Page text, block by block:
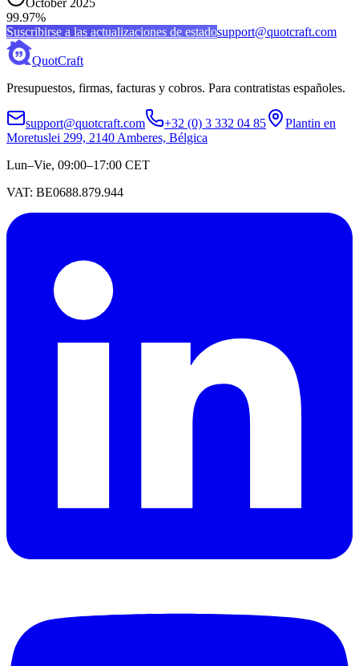
October 2025
99.97%
Suscribirse a las actualizaciones de estadosupport@quotcraft.com
QuotCraft
Presupuestos, firmas, facturas y cobros. Para contratistas españoles.
support@quotcraft.com +32 (0) 3 332 04 85
Plantin en
Moretuslei 299, 2140 Amberes, Bélgica
Lun–Vie, 09:00–17:00 CET
VAT: BE0688.879.944